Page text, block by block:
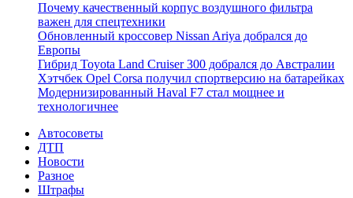
Почему качественный корпус воздушного фильтра
важен для спецтехники
Обновленный кроссовер Nissan Ariya добрался до
Европы
Гибрид Toyota Land Cruiser 300 добрался до Австралии
Хэтчбек Opel Corsa получил спортверсию на батарейках
Модернизированный Haval F7 стал мощнее и
технологичнее
Автосоветы
ДТП
Новости
Разное
Штрафы